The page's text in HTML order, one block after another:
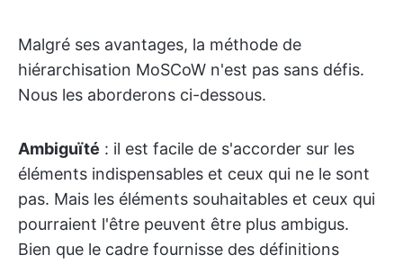
Malgré ses avantages, la méthode de
hiérarchisation MoSCoW n'est pas sans défis.
Nous les aborderons ci-dessous.
Ambiguïté : il est facile de s'accorder sur les
éléments indispensables et ceux qui ne le sont
pas. Mais les éléments souhaitables et ceux qui
pourraient l'être peuvent être plus ambigus.
Bien que le cadre fournisse des définitions